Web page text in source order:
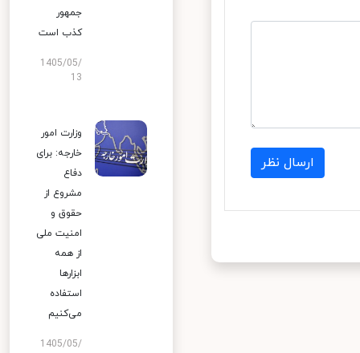
ارسال نظر
جمهور
کذب است
1405/05/
13
وزارت امور
خارجه: برای
دفاع
مشروع از
حقوق و
امنیت ملی
از همه
ابزارها
استفاده
می‌کنیم
1405/05/